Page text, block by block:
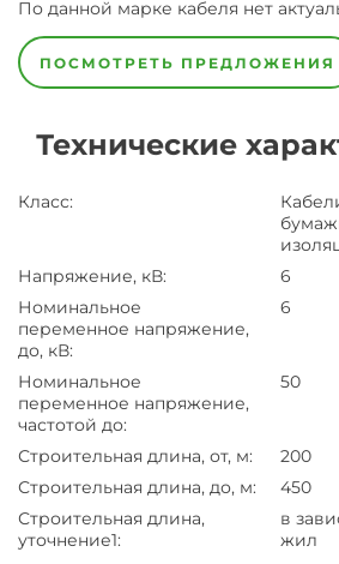
По данной марке кабеля нет
ПОСМОТРЕТЬ ПРЕДЛОЖЕНИЯ
Технические
Класс:
Напряжение, кВ:
6
Номинальное
переменное напряжение,
до, кВ:
6
Номинальное
переменное напряжение,
частотой до:
50
Строительная длина, от, м:
200
Строительная длина, до, м:
450
Строительная длина,
уточнение1:
в
жил